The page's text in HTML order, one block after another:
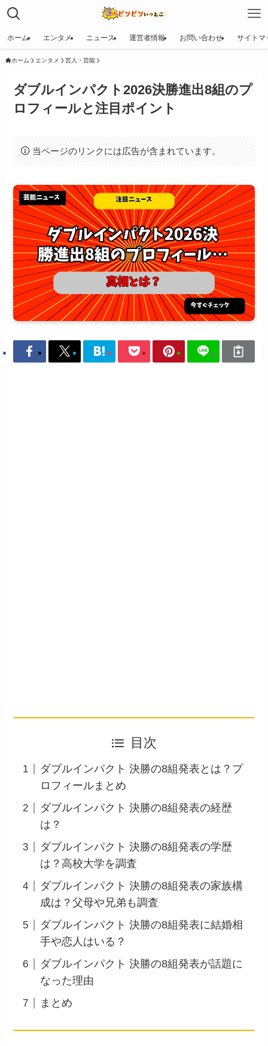
ホーム エンタメ ニュース 運営者情報 お問い合わせ サイトマ
ホーム エンタメ 芸人・芸能
ダブルインパクト2026決勝進出8組のプ
ロフィールと注目ポイント
当ページのリンクには広告が含まれています。
目次
ダブルインパクト 決勝の8組発表とは？プ
ロフィールまとめ
ダブルインパクト 決勝の8組発表の経歴
は？
ダブルインパクト 決勝の8組発表の学歴
は？高校大学を調査
ダブルインパクト 決勝の8組発表の家族構
成は？父母や兄弟も調査
ダブルインパクト 決勝の8組発表に結婚相
手や恋人はいる？
ダブルインパクト 決勝の8組発表が話題に
なった理由
まとめ